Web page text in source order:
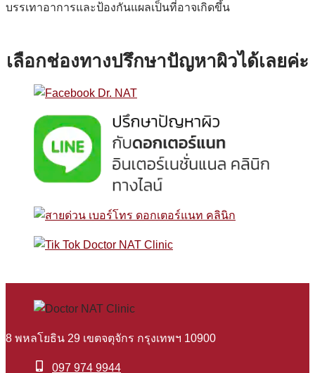
บรรเทาอาการและป้องกันแผลเป็นที่อาจเกิดขึ้น
เลือกช่องทางปรึกษาปัญหาผิวได้เลยค่ะ
8 พหลโยธิน 29 เขตจตุจักร กรุงเทพฯ 10900
097 974 9944